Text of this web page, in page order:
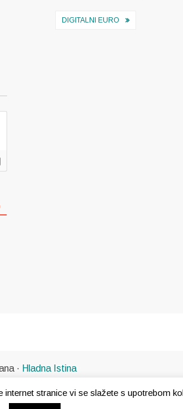
DIGITALNI EURO
stranice vi se slažete s upotrebom
· Hladna Istina